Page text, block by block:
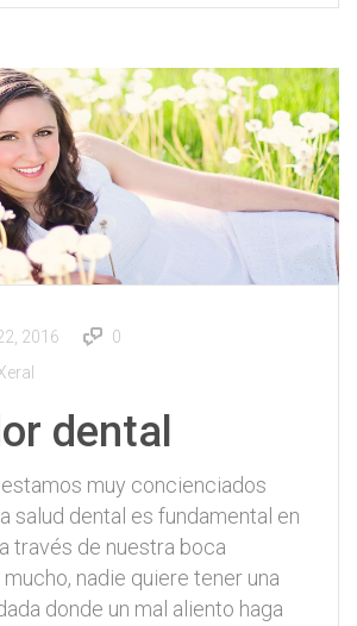
2016
0
dental
muy concienciados
salud dental es fundamental en
través de nuestra boca
nadie quiere tener una
donde un mal aliento haga